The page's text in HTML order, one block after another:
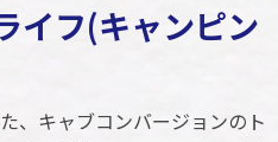
イフ(キャンピン
、キャブコンバージョンのト